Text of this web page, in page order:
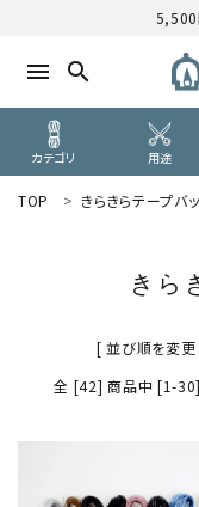
5,500
menu search
カテゴリ 用途
ログイン
TOP きらきらテープバ
きら
[ 並び順を変更
全 [42] 商品中 [1-30]